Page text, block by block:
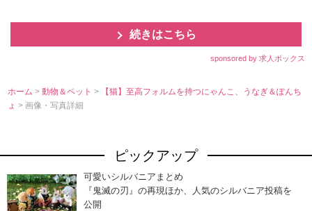
続きはこちら
sponsored by 求人ボックス
ホーム >動物＆ペット>
【猫】至高フォルムを持つにゃんこ、うなぎ＆ぽんち
ょ> 画像・写真詳細
ピックアップ
可愛いシルバニアまとめ
『鬼滅の刃』の再現ほか、人気のシルバニア投稿を
公開